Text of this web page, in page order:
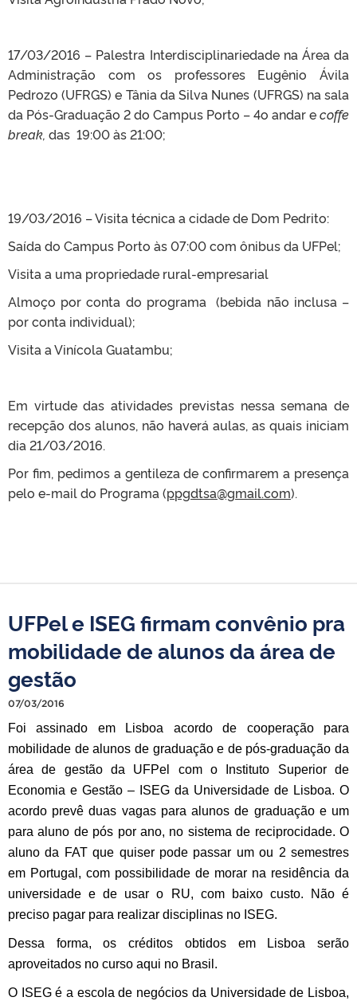
17/03/2016 – Palestra Interdisciplinariedade na Área da
Administração com os professores Eugênio Ávila
Pedrozo (UFRGS) e Tânia da Silva Nunes (UFRGS) na sala
da Pós-Graduação 2 do Campus Porto – 4o andar ecoffe
break, das 19:00 às 21:00;
19/03/2016 – Visita técnica a cidade de Dom Pedrito:
Saída do Campus Porto às 07:00 com ônibus da UFPel;
Visita a uma propriedade rural-empresarial
Almoço por conta do programa (bebida não inclusa –
por conta individual);
Visita a Vinícola Guatambu;
Em virtude das atividades previstas nessa semana de
recepção dos alunos, não haverá aulas, as quais iniciam
dia 21/03/2016.
Por fim, pedimos a gentileza de confirmarem a presença
pelo e-mail do Programa (ppgdtsa@gmail.com).
UFPel e ISEG firmam convênio pra
mobilidade de alunos da área de
gestão
07/03/2016
Foi assinado em Lisboa acordo de cooperação para
mobilidade de alunos de graduação e de pós-graduação da
área de gestão da UFPel com o Instituto Superior de
Economia e Gestão – ISEG da Universidade de Lisboa. O
acordo prevê duas vagas para alunos de graduação e um
para aluno de pós por ano, no sistema de reciprocidade. O
aluno da FAT que quiser pode passar um ou 2 semestres
em Portugal, com possibilidade de morar na residência da
universidade e de usar o RU, com baixo custo. Não é
preciso pagar para realizar disciplinas no ISEG.
Dessa forma, os créditos obtidos em Lisboa serão
aproveitados no curso aqui no Brasil.
O ISEG é a escola de negócios da Universidade de Lisboa,